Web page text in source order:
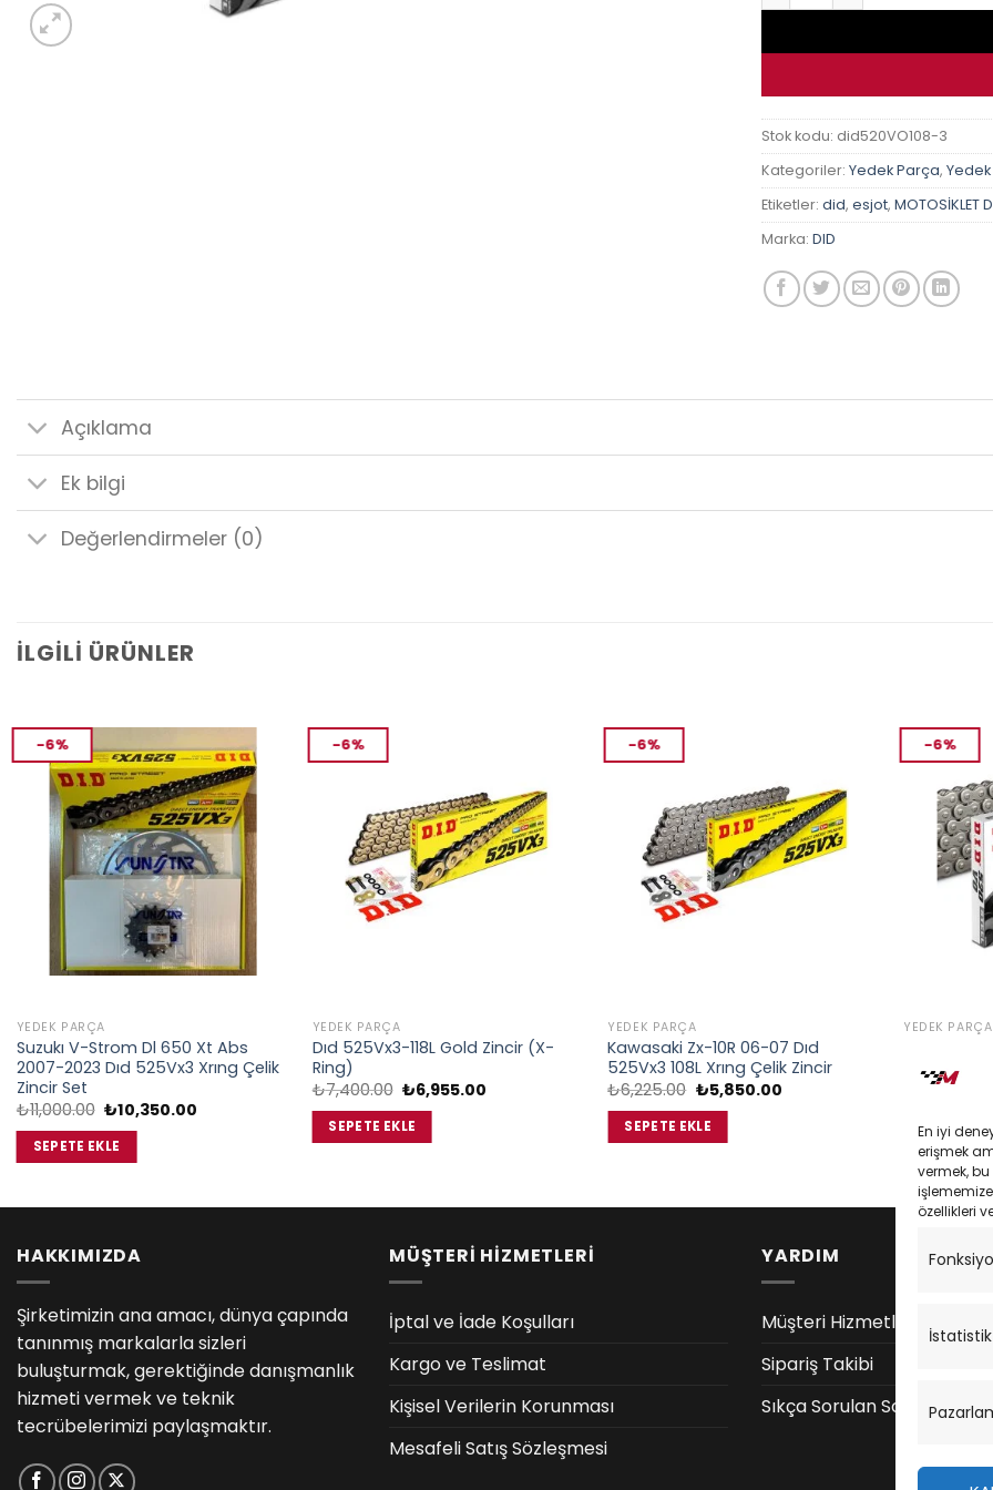
En iyi
erişmek
vermek,
özellikleri
İstatistik
Stok kodu: did520VO108-3
Kategoriler: Yedek Parça,
Etiketler: did, esjot, MOTOSİKLET
Marka: DID
Açıklama
Ek bilgi
Değerlendirmeler (0)
İLGILI ÜRÜNLER
-6%
YEDEK PARÇA
Suzukı V-Strom Dl 650 Xt Abs
2007-2023 Dıd 525Vx3 Xrıng Çelik
Zincir Set
₺11,000.00 Orijinal
fiyat:
₺11,000.00.
₺10,350.00
SEPETE EKLE
-6%
YEDEK PARÇA
Dıd 525Vx3-118L Gold Zincir (X-
Ring)
₺7,400.00 Orijinal
fiyat:
₺7,400.00.
₺6,955.00Şu
SEPETE EKLE
-6%
YEDEK PARÇA
Kawasaki Zx-10R 06-07 Dıd
525Vx3 108L Xrıng Çelik Zincir
₺6,225.00 Orijinal
fiyat:
₺6,225.00.
₺5,850.00Şu
SEPETE EKLE
-6%
YEDEK PARÇA
108 O-
4,788.00
SEPETE
HAKKIMIZDA
Şirketimizin ana amacı, dünya çapında
tanınmış markalarla sizleri
buluşturmak, gerektiğinde danışmanlık
hizmeti vermek ve teknik
tecrübelerimizi paylaşmaktır.
MÜŞTERİ HİZMETLERİ
İptal ve İade Koşulları
Kargo ve Teslimat
Kişisel Verilerin Korunması
Mesafeli Satış Sözleşmesi
YARDIM
Müşteri Hizmetleri
Sipariş Takibi
Sıkça Sorulan Sorular